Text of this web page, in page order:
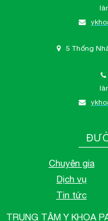
5 Thống
Chuyên gia
Dịch vụ
Tin tức
TRUNG TÂM Y KHOA